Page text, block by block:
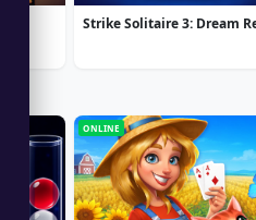
ONLINE